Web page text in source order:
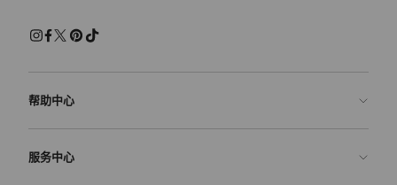
帮助中心
常见问题解答
服务中心